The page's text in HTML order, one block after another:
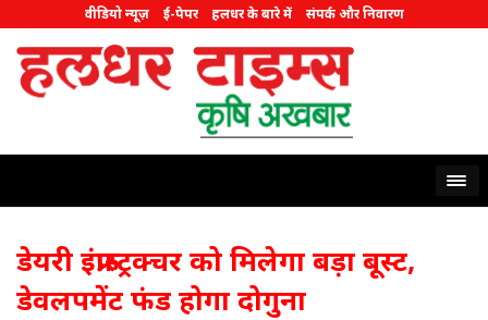
वीडियो न्यूज़ ई-पेपर हलधर के बारे में संपर्क और निवारण
डेयरी इंफ्रास्ट्रक्चर को मिलेगा बड़ा बूस्ट,
डेवलपमेंट फंड होगा दोगुना